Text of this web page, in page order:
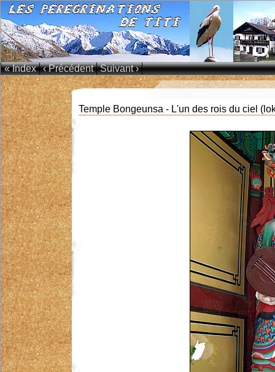
« Index ‹ Précédent Suivant ›
Temple Bongeunsa - L'un des rois du ciel